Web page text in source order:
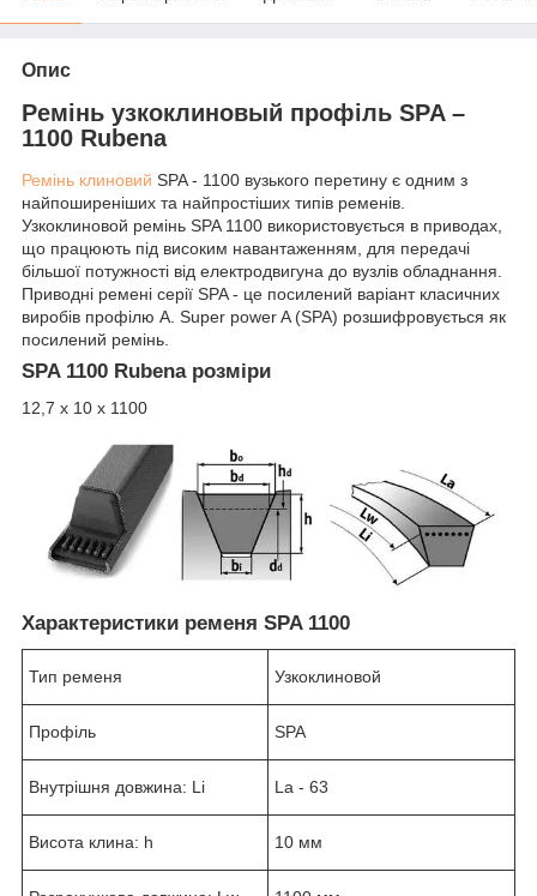
Опис
Ремінь узкоклиновый профіль SPA –
1100 Rubena
Ремінь клиновий SPA - 1100 вузького перетину є одним з
найпоширеніших та найпростіших типів ременів.
Узкоклиновой ремінь SPA 1100 використовується в приводах,
що працюють під високим навантаженням, для передачі
більшої потужності від електродвигуна до вузлів обладнання.
Приводні ремені серії SPA - це посилений варіант класичних
виробів профілю A. Super power A (SPA) розшифровується як
посилений ремінь.
SPA 1100 Rubena розміри
12,7 х 10 х 1100
Характеристики ременя SPA 1100
Тип ременя Узкоклиновой
Профіль SPA
Внутрішня довжина: Li La - 63
Висота клина: h 10 мм